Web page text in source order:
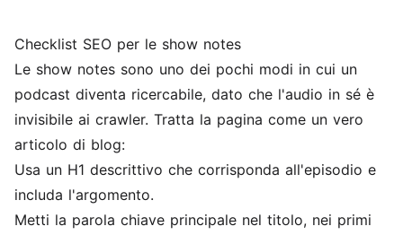
Checklist SEO per le show notes
Le show notes sono uno dei pochi modi in cui un
podcast diventa ricercabile, dato che l'audio in sé è
invisibile ai crawler. Tratta la pagina come un vero
articolo di blog:
Usa un H1 descrittivo che corrisponda all'episodio e
includa l'argomento.
Metti la parola chiave principale nel titolo, nei primi